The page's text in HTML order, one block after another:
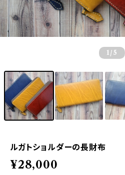
1 /5
ルガトショルダーの長財布
¥28,000